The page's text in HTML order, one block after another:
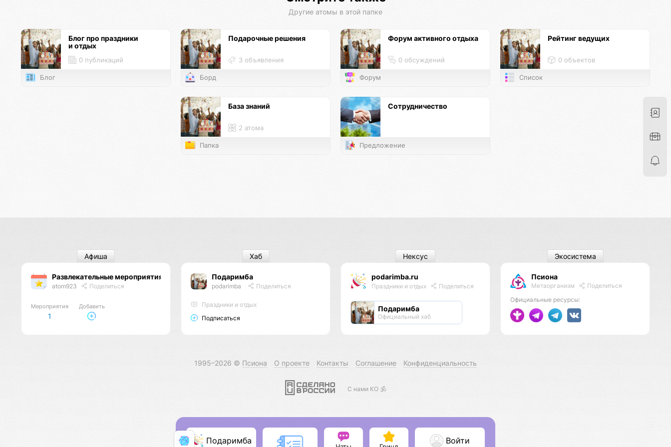
Другие атомы в этой папке
Блог про праздники
и отдых
0 публикаций
Блог
Подарочные решения
3 объявления
Борд
Форум активного отдыха
0 обсуждений
Форум
Рейтинг ведущих
0 объектов
Список
База знаний
2 атома
Папка
Сотрудничество
Предложение
Развлекательные мероприятия
atom923 Поделиться
Мероприятия
1
Добавить
Афиша
Подаримба
podarimba Поделиться
Праздники и отдых
Подписаться
Хаб
podarimba.ru
Праздники и отдых Поделиться
Подаримба
Официальный хаб
Нексус
Псиона
Метаорганизм
Поделиться
Официальные ресурсы:
Экосистема
1995–2026 © Псиона О проекте Контакты Соглашение Конфиденциальность
С нами КО 🕉️
Подаримба Войти